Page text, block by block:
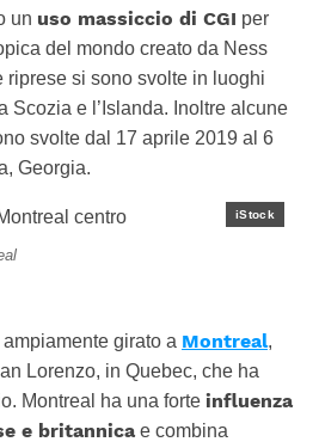
un uso massiccio di CGI per
del mondo creato da Ness
riprese si sono svolte in luoghi
Scozia e l’Islanda. Inoltre alcune
svolte dal 17 aprile 2019 al 6
Georgia.
iStock
girato a Montreal,
Lorenzo, in Quebec, che ha
Montreal ha una forte influenza
e britannica e combina